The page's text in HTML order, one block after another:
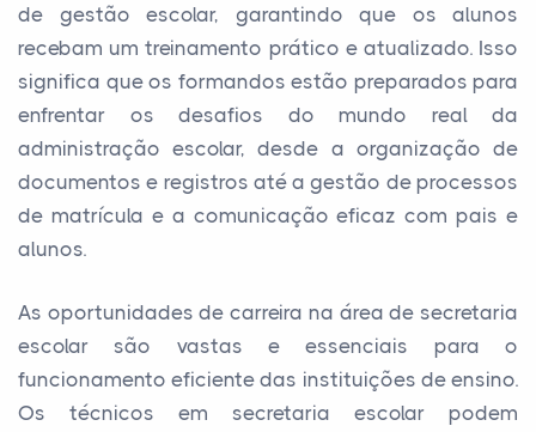
de gestão escolar, garantindo que os alunos
recebam um treinamento prático e atualizado. Isso
significa que os formandos estão preparados para
enfrentar os desafios do mundo real da
administração escolar, desde a organização de
documentos e registros até a gestão de processos
de matrícula e a comunicação eficaz com pais e
alunos.
As oportunidades de carreira na área de secretaria
escolar são vastas e essenciais para o
funcionamento eficiente das instituições de ensino.
Os técnicos em secretaria escolar podem